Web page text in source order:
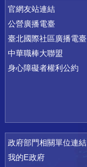
官網友站連結
公營廣播電臺
臺北國際社區廣播電臺
中華職棒大聯盟
身心障礙者權利公約
政府部門相關單位連結
我的E政府